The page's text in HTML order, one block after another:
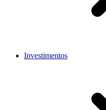
Investimentos